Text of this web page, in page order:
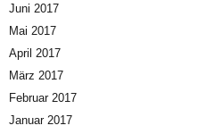
Juni 2017
Mai 2017
April 2017
März 2017
Februar 2017
Januar 2017